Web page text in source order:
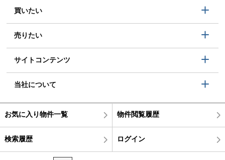
買いたい
売りたい
サイトコンテンツ
当社について
お気に入り物件一覧 物件閲覧履歴
検索履歴 ログイン